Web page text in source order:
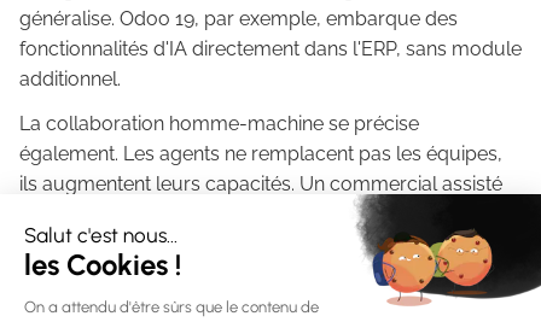
généralise. Odoo 19, par exemple, embarque des
fonctionnalités d'IA directement dans l'ERP, sans module
additionnel.
La collaboration homme-machine se précise
également. Les agents ne remplacent pas les équipes,
ils augmentent leurs capacités. Un commercial assisté
d'un agent traite plus de leads, avec plus de pertinence.
Un comptable épaulé par un agent se concentre sur
l'analyse, pas sur la saisie.